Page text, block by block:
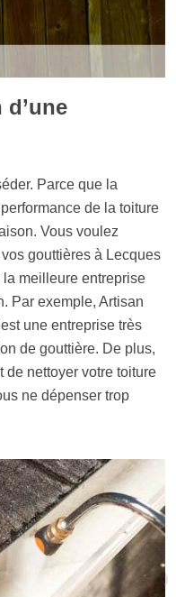
Parce que la
de la toiture
Vous voulez
gouttières à Lecques
meilleure entreprise
Par exemple, Artisan
une entreprise très
de gouttière. De plus,
de nettoyer votre toiture
ne dépenser trop